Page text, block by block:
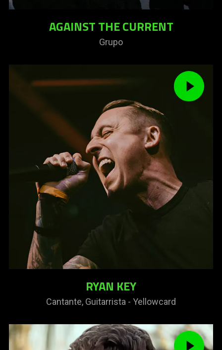
AGAINST THE CURRENT
Grupo
RYAN KEY
Cantante, Guitarrista - Yellowcard